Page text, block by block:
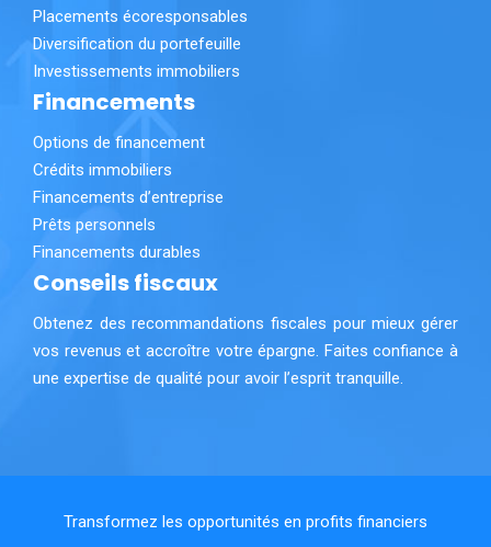
Placements écoresponsables
Diversification du portefeuille
Investissements immobiliers
Financements
Options de financement
Crédits immobiliers
Financements d’entreprise
Prêts personnels
Financements durables
Conseils fiscaux
Obtenez des recommandations fiscales pour mieux gérer
vos revenus et accroître votre épargne. Faites confiance à
une expertise de qualité pour avoir l’esprit tranquille.
Transformez les opportunités en profits financiers